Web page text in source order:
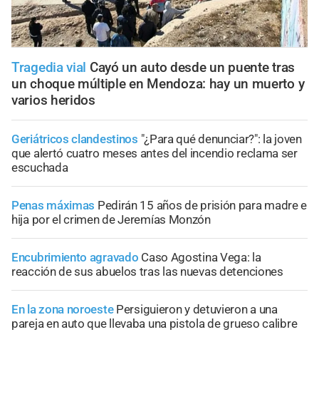
Tragedia vial Cayó un auto desde un puente tras
un choque múltiple en Mendoza: hay un muerto y
varios heridos
Geriátricos clandestinos "¿Para qué denunciar?": la joven
que alertó cuatro meses antes del incendio reclama ser
escuchada
Penas máximas Pedirán 15 años de prisión para madre e
hija por el crimen de Jeremías Monzón
Encubrimiento agravado Caso Agostina Vega: la
reacción de sus abuelos tras las nuevas detenciones
En la zona noroeste Persiguieron y detuvieron a una
pareja en auto que llevaba una pistola de grueso calibre